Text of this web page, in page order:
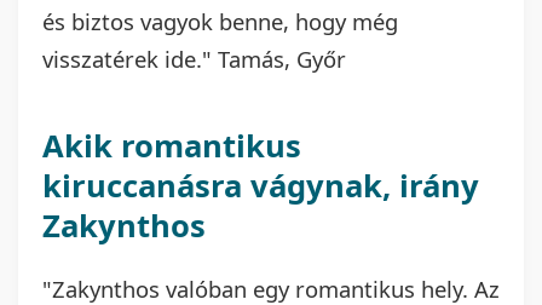
és biztos vagyok benne, hogy még
visszatérek ide." Tamás, Győr
Akik romantikus
kiruccanásra vágynak, irány
Zakynthos
"Zakynthos valóban egy romantikus hely. Az